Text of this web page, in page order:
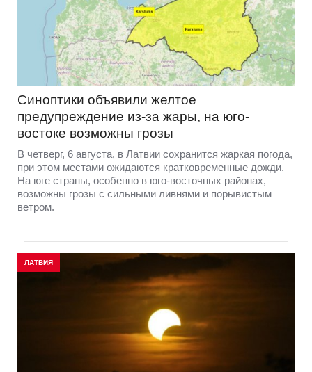
Синоптики объявили желтое
предупреждение из-за жары, на юго-
востоке возможны грозы
В четверг, 6 августа, в Латвии сохранится жаркая погода,
при этом местами ожидаются кратковременные дожди.
На юге страны, особенно в юго-восточных районах,
возможны грозы с сильными ливнями и порывистым
ветром.
ЛАТВИЯ